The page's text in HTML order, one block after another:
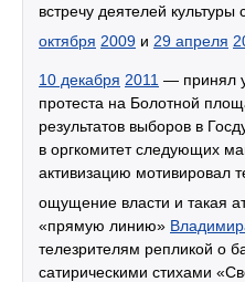
встречу деятелей культуры
октября 2009 и 29 апреля
10 декабря 2011 — принял
протеста на Болотной
результатов выборов в
в оргкомитет следующих
активизацию мотивировал
ощущение власти и такая
«прямую линию»
телезрителям репликой о
сатирическими стихами